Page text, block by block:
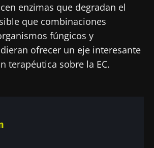
enzimas que degradan el
que combinaciones
fúngicos y
ofrecer un eje interesante
terapéutica sobre la EC.